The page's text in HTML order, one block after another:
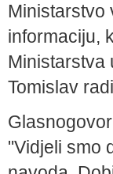
Ministarstvo
informaciju,
Ministarstva
Tomislav
"Vidjeli smo